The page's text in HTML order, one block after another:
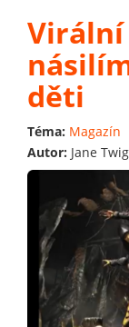
Virální
děti
Téma: Magazín
Autor: Jane Twig